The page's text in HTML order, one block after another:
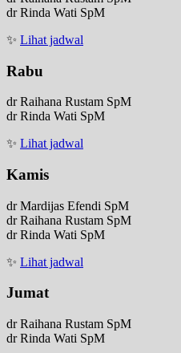
dr Rinda Wati SpM
✨ Lihat jadwal
Rabu
dr Raihana Rustam SpM
dr Rinda Wati SpM
✨ Lihat jadwal
Kamis
dr Mardijas Efendi SpM
dr Raihana Rustam SpM
dr Rinda Wati SpM
✨ Lihat jadwal
Jumat
dr Raihana Rustam SpM
dr Rinda Wati SpM